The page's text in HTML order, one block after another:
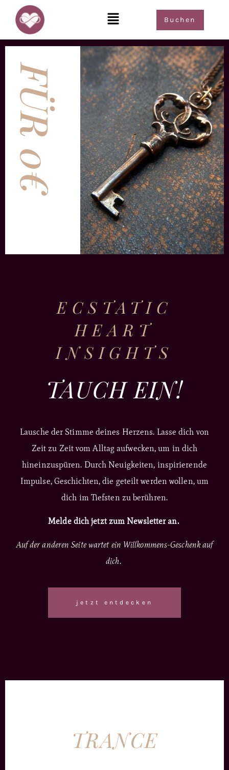
Buchen
FÜR 0€
ECSTATIC
HEART
INSIGHTS
TAUCH EIN!
Lausche der Stimme deines Herzens. Lasse dich von
Zeit zu Zeit vom Alltag aufwecken, um in dich
hineinzuspüren. Durch Neuigkeiten, inspirierende
Impulse, Geschichten, die geteilt werden wollen, um
dich im Tiefsten zu berühren.
Melde dich jetzt zum Newsletter an.
Auf der anderen Seite wartet ein Willkommens-Geschenk auf
dich.
jetzt entdecken
TRANCE